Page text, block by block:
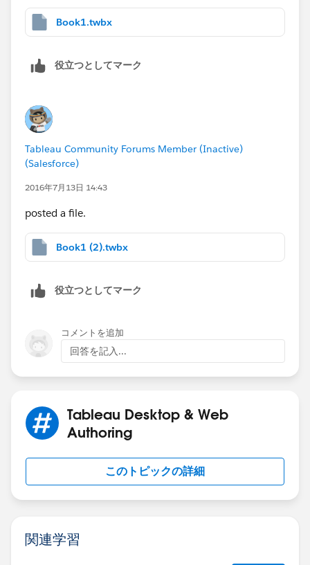
Book1.twbx
役立つとしてマーク
Tableau Community Forums Member (Inactive)
(Salesforce)
2016年7月13日 14:43
posted a file.
Book1 (2).twbx
役立つとしてマーク
コメントを追加
回答を記入...
Tableau Desktop & Web
Authoring
このトピックの詳細
関連学習